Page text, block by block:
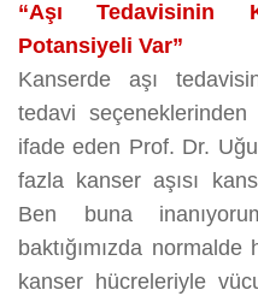
“Aşı Tedavisinin
Potansiyeli Var”
Kanserde aşı
tedavi
ifade eden Prof. Dr.
fazla kanser aşısı
Ben buna
baktığımızda
kanser hücreleriyle